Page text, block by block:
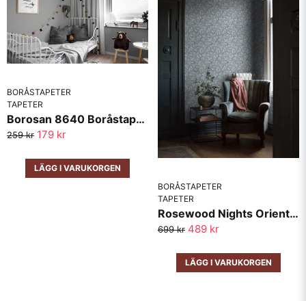
BORÅSTAPETER
TAPETER
Borosan 8640 Boråstapeter
259 kr 179 kr
LÄGG I VARUKORGEN
BORÅSTAPETER
TAPETER
Rosewood Nights Oriental Dreams 1904 Boråstapeter
699 kr 489 kr
LÄGG I VARUKORGEN